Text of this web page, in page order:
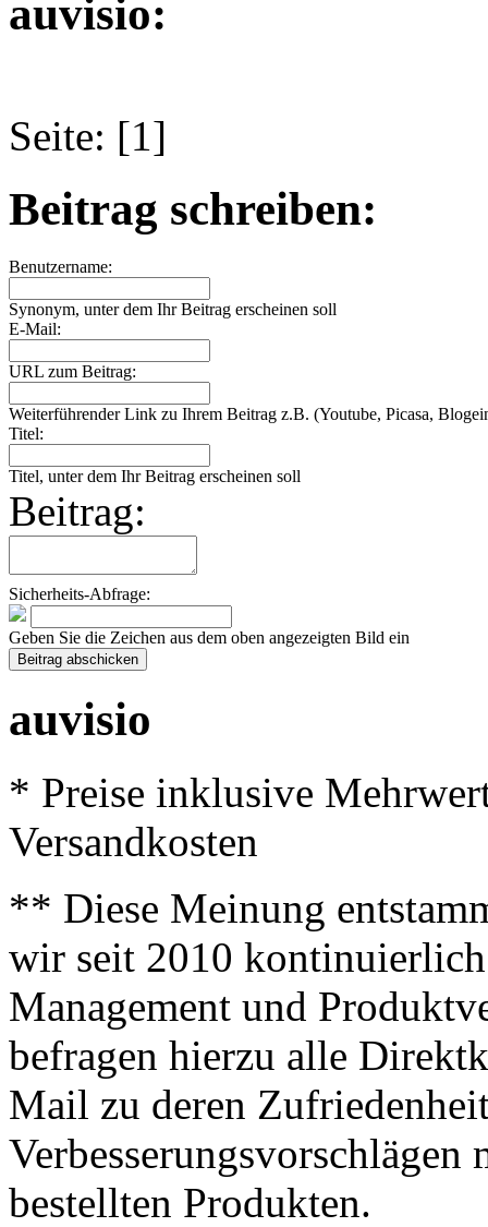
auvisio:
Seite: [1]
Beitrag schreiben:
Benutzername:
Synonym, unter dem Ihr Beitrag erscheinen soll
E-Mail:
URL zum Beitrag:
Weiterführender Link zu Ihrem Beitrag z.B. (Youtube, Picasa,
Titel:
Titel, unter dem Ihr Beitrag erscheinen soll
Beitrag:
Sicherheits-Abfrage:
Geben Sie die Zeichen aus dem oben angezeigten Bild ein
auvisio
* Preise inklusive
Versandkosten
** Diese Meinung
wir seit 2010
Management und
befragen hierzu alle
Mail zu deren
bestellten Produkten.